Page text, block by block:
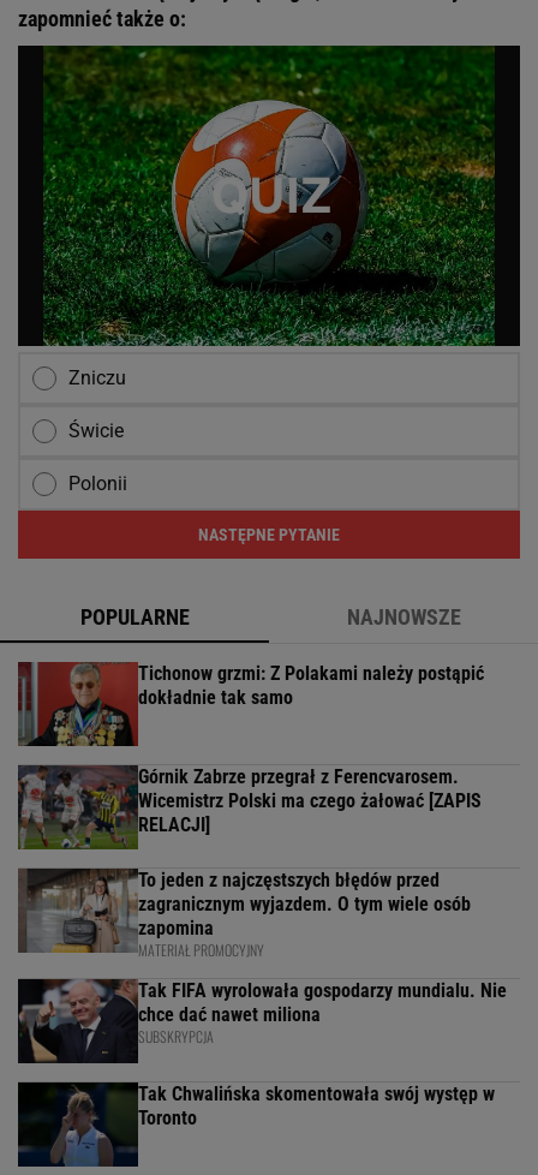
zapomnieć także o:
Zniczu
Świcie
Polonii
NASTĘPNE PYTANIE
POPULARNE NAJNOWSZE
Tichonow grzmi: Z Polakami należy postąpić
dokładnie tak samo
Górnik Zabrze przegrał z Ferencvarosem.
Wicemistrz Polski ma czego żałować [ZAPIS
RELACJI]
To jeden z najczęstszych błędów przed
zagranicznym wyjazdem. O tym wiele osób
zapomina
MATERIAŁ PROMOCYJNY
Tak FIFA wyrolowała gospodarzy mundialu. Nie
chce dać nawet miliona
SUBSKRYPCJA
Tak Chwalińska skomentowała swój występ w
Toronto